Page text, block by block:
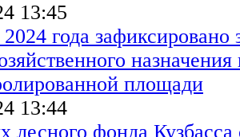
13:45
года зафиксировано
назначения
площади
13:44
лесного фонда